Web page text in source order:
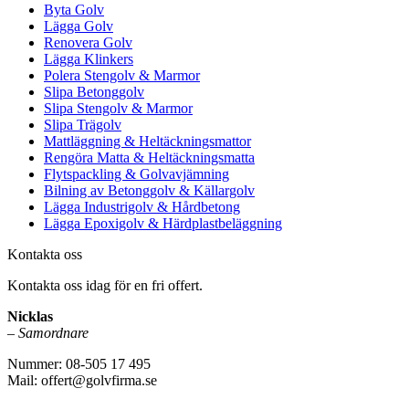
Byta Golv
Lägga Golv
Renovera Golv
Lägga Klinkers
Polera Stengolv & Marmor
Slipa Betonggolv
Slipa Stengolv & Marmor
Slipa Trägolv
Mattläggning & Heltäckningsmattor
Rengöra Matta & Heltäckningsmatta
Flytspackling & Golvavjämning
Bilning av Betonggolv & Källargolv
Lägga Industrigolv & Hårdbetong
Lägga Epoxigolv & Härdplastbeläggning
Kontakta oss
Kontakta oss idag för en fri offert.
Nicklas
– Samordnare
Nummer: 08-505 17 495
Mail: offert@golvfirma.se